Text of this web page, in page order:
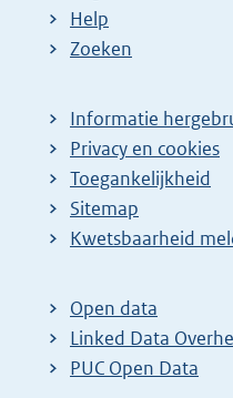
Help
Zoeken
Informatie
Privacy en cookies
Toegankelijkheid
Sitemap
E
t
e
r
Kwetsbaarheid
Open data
Linked Data
PUC Open Data